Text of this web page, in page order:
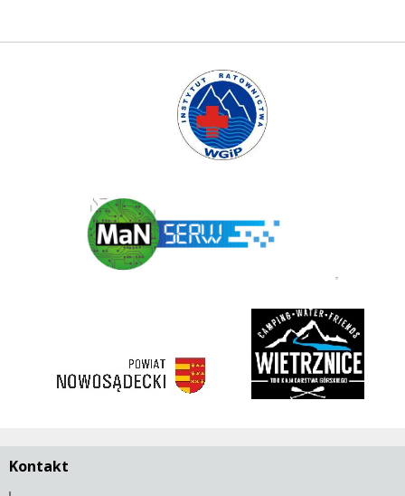
Polski Związek Kajakowy
Instytut Ratownictwa WGiP
3 korony
Kontakt